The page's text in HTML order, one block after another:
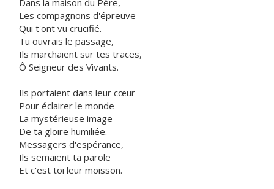
Dans la maison du Père,
Les compagnons d'épreuve
Qui t'ont vu crucifié.
Tu ouvrais le passage,
Ils marchaient sur tes traces,
Ô Seigneur des Vivants.
Ils portaient dans leur cœur
Pour éclairer le monde
La mystérieuse image
De ta gloire humiliée.
Messagers d'espérance,
Ils semaient ta parole
Et c'est toi leur moisson.